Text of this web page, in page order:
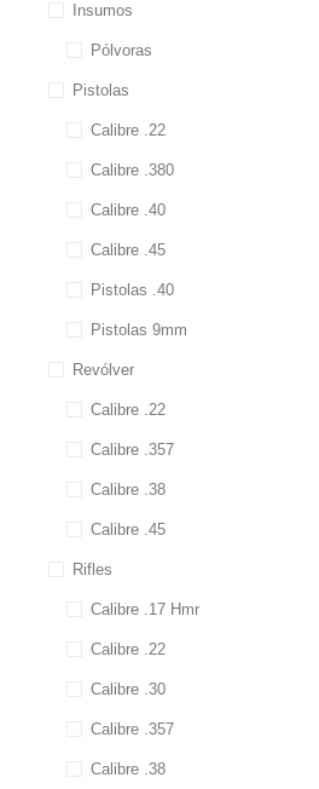
Insumos
Pólvoras
Pistolas
Calibre .22
Calibre .380
Calibre .40
Calibre .45
Pistolas .40
Pistolas 9mm
Revólver
Calibre .22
Calibre .357
Calibre .38
Calibre .45
Rifles
Calibre .17 Hmr
Calibre .22
Calibre .30
Calibre .357
Calibre .38